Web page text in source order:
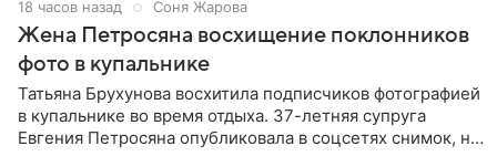
18 часов назад Соня Жарова
Жена Петросяна восхищение поклонников
фото в купальнике
Татьяна Брухунова восхитила подписчиков фотографией
в купальнике во время отдыха. 37-летняя супруга
Евгения Петросяна опубликовала в соцсетях снимок, на